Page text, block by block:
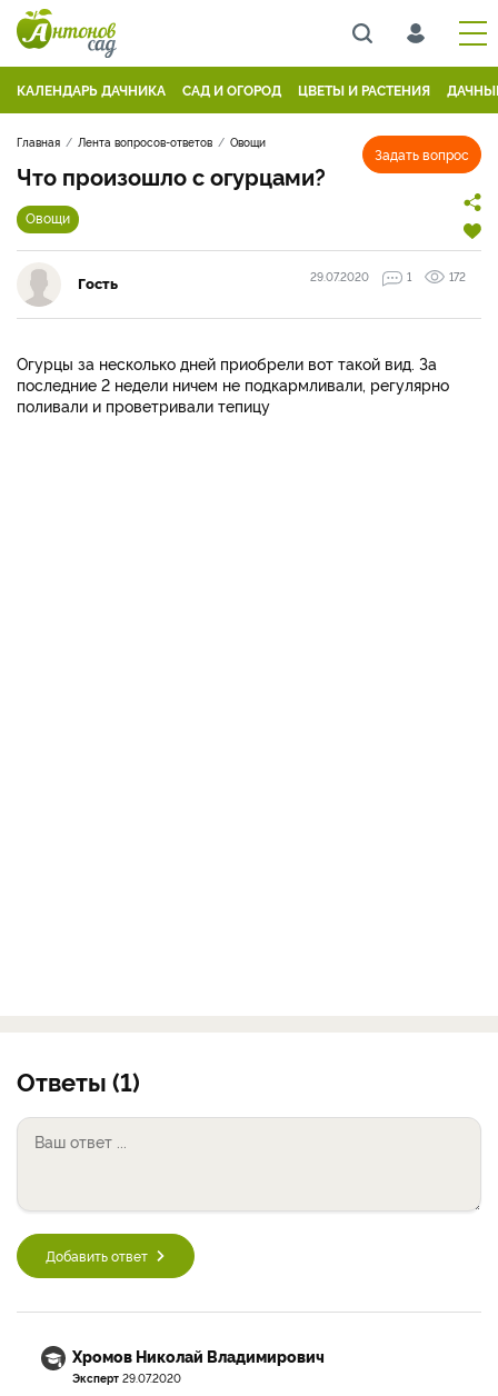
КАЛЕНДАРЬ ДАЧНИКА САД И ОГОРОД ЦВЕТЫ И РАСТЕНИЯ
Задать вопрос
Главная Лента вопросов-ответов Овощи
Что произошло с огурцами?
Овощи
Гость 29.07.2020 1 172
Огурцы за несколько дней приобрели вот такой вид. За
последние 2 недели ничем не подкармливали, регулярно
поливали и проветривали тепицу
Ответы (1)
Добавить ответ
Хромов Николай Владимирович
Эксперт 29.07.2020